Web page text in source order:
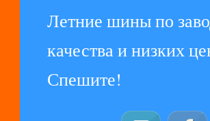
Летние шины по
качества и низких
Спешите!